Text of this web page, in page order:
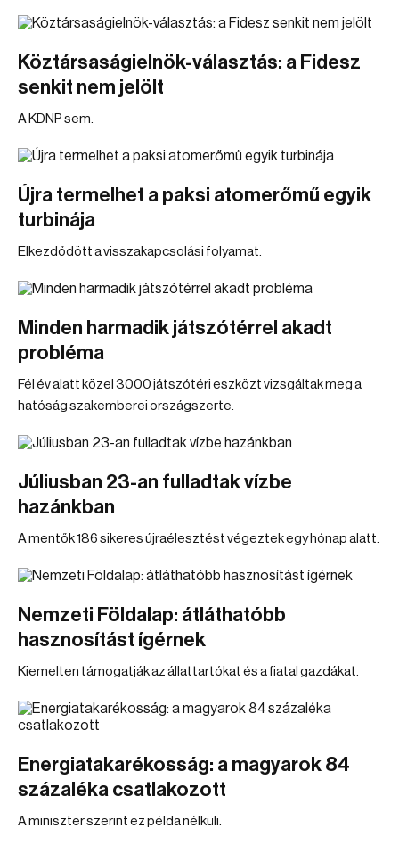
Köztársaságielnök-választás: a Fidesz
senkit nem jelölt
A KDNP sem.
Újra termelhet a paksi atomerőmű egyik
turbinája
Elkezdődött a visszakapcsolási folyamat.
Minden harmadik játszótérrel akadt
probléma
Fél év alatt közel 3000 játszótéri eszközt vizsgáltak meg a
hatóság szakemberei országszerte.
Júliusban 23-an fulladtak vízbe
hazánkban
A mentők 186 sikeres újraélesztést végeztek egy hónap alatt.
Nemzeti Földalap: átláthatóbb
hasznosítást ígérnek
Kiemelten támogatják az állattartókat és a fiatal gazdákat.
Energiatakarékosság: a magyarok 84
százaléka csatlakozott
A miniszter szerint ez példa nélküli.